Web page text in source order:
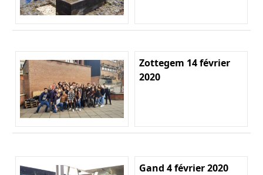
Zottegem 14 février
2020
Gand 4 février 2020